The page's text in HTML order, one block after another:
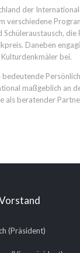
der
Daneben
bei.
maßgeblich an
als beratender
(Präsident)